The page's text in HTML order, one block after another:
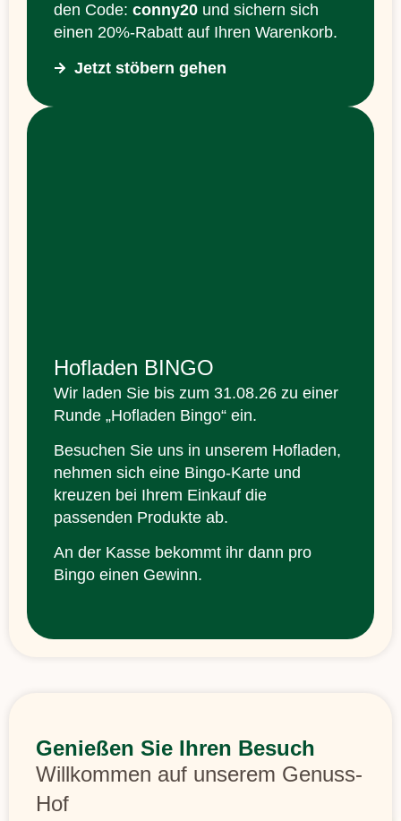
den Code: conny20 und sichern sich
einen 20%-Rabatt auf Ihren Warenkorb.
Jetzt stöbern gehen
Hofladen BINGO
Wir laden Sie bis zum 31.08.26 zu einer
Runde „Hofladen Bingo“ ein.
Besuchen Sie uns in unserem Hofladen,
nehmen sich eine Bingo-Karte und
kreuzen bei Ihrem Einkauf die
passenden Produkte ab.
An der Kasse bekommt ihr dann pro
Bingo einen Gewinn.
Genießen Sie Ihren Besuch
Willkommen auf unserem Genuss-
Hof